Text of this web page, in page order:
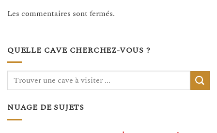
Les commentaires sont fermés.
QUELLE CAVE CHERCHEZ-VOUS ?
NUAGE DE SUJETS